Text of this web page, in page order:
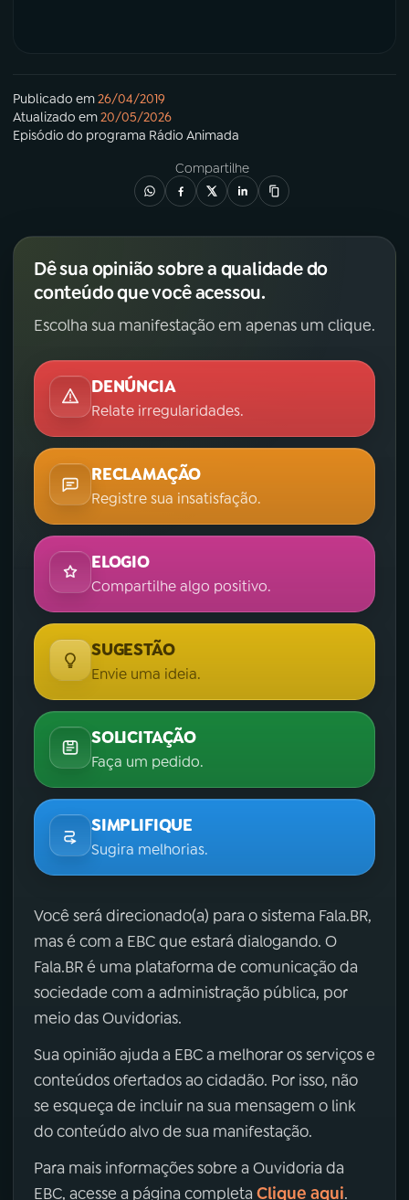
Publicado em26/04/2019
Atualizado em20/05/2026
Episódio do programa Rádio Animada
Compartilhe
Dê sua opinião sobre a qualidade do
conteúdo que você acessou.
Escolha sua manifestação em apenas um clique.
DENÚNCIA
Relate irregularidades.
RECLAMAÇÃO
Registre sua insatisfação.
ELOGIO
Compartilhe algo positivo.
SUGESTÃO
Envie uma ideia.
SOLICITAÇÃO
Faça um pedido.
SIMPLIFIQUE
Sugira melhorias.
Você será direcionado(a) para o sistema Fala.BR,
mas é com a EBC que estará dialogando. O
Fala.BR é uma plataforma de comunicação da
sociedade com a administração pública, por
meio das Ouvidorias.
Sua opinião ajuda a EBC a melhorar os serviços e
conteúdos ofertados ao cidadão. Por isso, não
se esqueça de incluir na sua mensagem o link
do conteúdo alvo de sua manifestação.
Para mais informações sobre a Ouvidoria da
EBC, acesse a página completa Clique aqui.